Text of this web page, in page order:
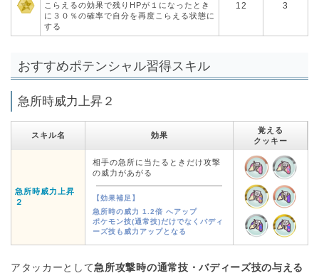
こらえるの効果で残りHPが１になったとき
に３０％の確率で自分を再度こらえる状態に
する
12 3
おすすめポテンシャル習得スキル
急所時威力上昇２
スキル名 効果
覚える
クッキー
急所時威力上昇
２
相手の急所に当たるときだけ攻撃
の威力があがる
【効果補足】
急所時の威力 1.2倍 へアップ
ポケモン技(通常技)だけでなくバディ
ーズ技も威力アップとなる
アタッカーとして急所攻撃時の通常技・バディーズ技の与える